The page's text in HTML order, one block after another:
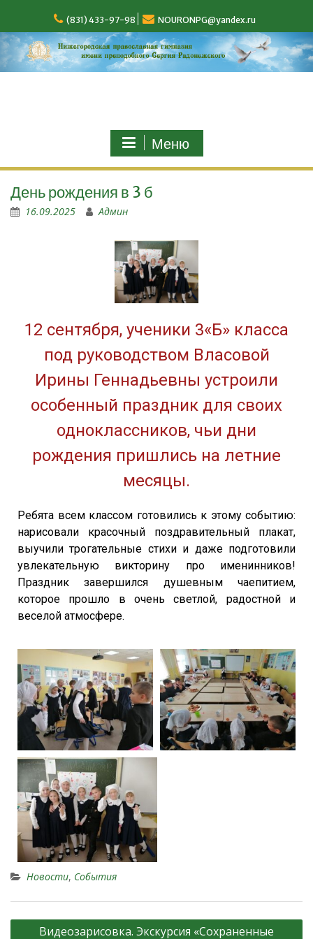
(831) 433-97-98 NOURONPG@yandex.ru
Меню
День рождения в 3 б
16.09.2025 Админ
12 сентября, ученики 3«Б» класса
под руководством Власовой
Ирины Геннадьевны устроили
особенный праздник для своих
одноклассников, чьи дни
рождения пришлись на летние
месяцы.
Ребята всем классом готовились к этому событию:
нарисовали красочный поздравительный плакат,
выучили трогательные стихи и даже подготовили
увлекательную викторину про именинников!
Праздник завершился душевным чаепитием,
которое прошло в очень светлой, радостной и
веселой атмосфере.
Новости, События
Видеозарисовка. Экскурсия «Сохраненные